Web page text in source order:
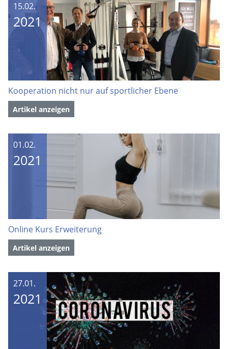
15.02.
2021
Kooperation nicht nur auf sportlicher Ebene
Artikel anzeigen
01.02.
2021
Online Kurs Erweiterung
Artikel anzeigen
27.01.
2021